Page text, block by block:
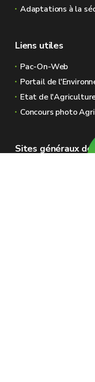
Adaptations à la
Liens utiles
Pac-On-Web
Portail de
Etat de
Concours photo
Sites généraux